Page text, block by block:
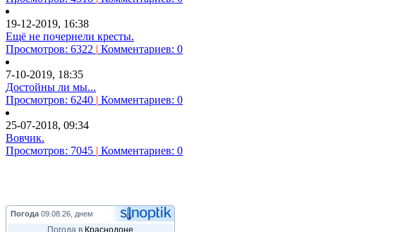
19-12-2019, 16:38
Ещё не почернели кресты.
Просмотров: 6322 | Комментариев: 0
7-10-2019, 18:35
Достойны ли мы...
Просмотров: 6240 | Комментариев: 0
25-07-2018, 09:34
Вовчик.
Просмотров: 7045 | Комментариев: 0
Погода 09.08.26, днем
Погода в Краснодоне